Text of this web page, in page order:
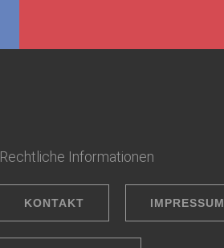
Rechtliche Informationen
KONTAKT IMPRESSUM